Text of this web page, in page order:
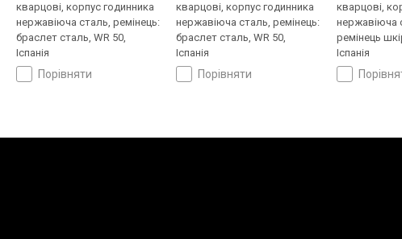
кварцові, корпус годинника
нержавіюча сталь, ремінець:
браслет сталь, WR 50,
Іспанія
порівняти
кварцові, корпус годинника
нержавіюча сталь, ремінець:
браслет сталь, WR 50,
Іспанія
порівняти
кварцові,
нержавіюча
ремінець
Іспанія